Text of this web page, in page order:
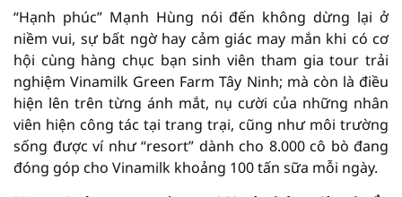
“Hạnh phúc” Mạnh Hùng nói đến không dừng lại ở
niềm vui, sự bất ngờ hay cảm giác may mắn khi có cơ
hội cùng hàng chục bạn sinh viên tham gia tour trải
nghiệm Vinamilk Green Farm Tây Ninh; mà còn là điều
hiện lên trên từng ánh mắt, nụ cười của những nhân
viên hiện công tác tại trang trại, cũng như môi trường
sống được ví như “resort” dành cho 8.000 cô bò đang
đóng góp cho Vinamilk khoảng 100 tấn sữa mỗi ngày.